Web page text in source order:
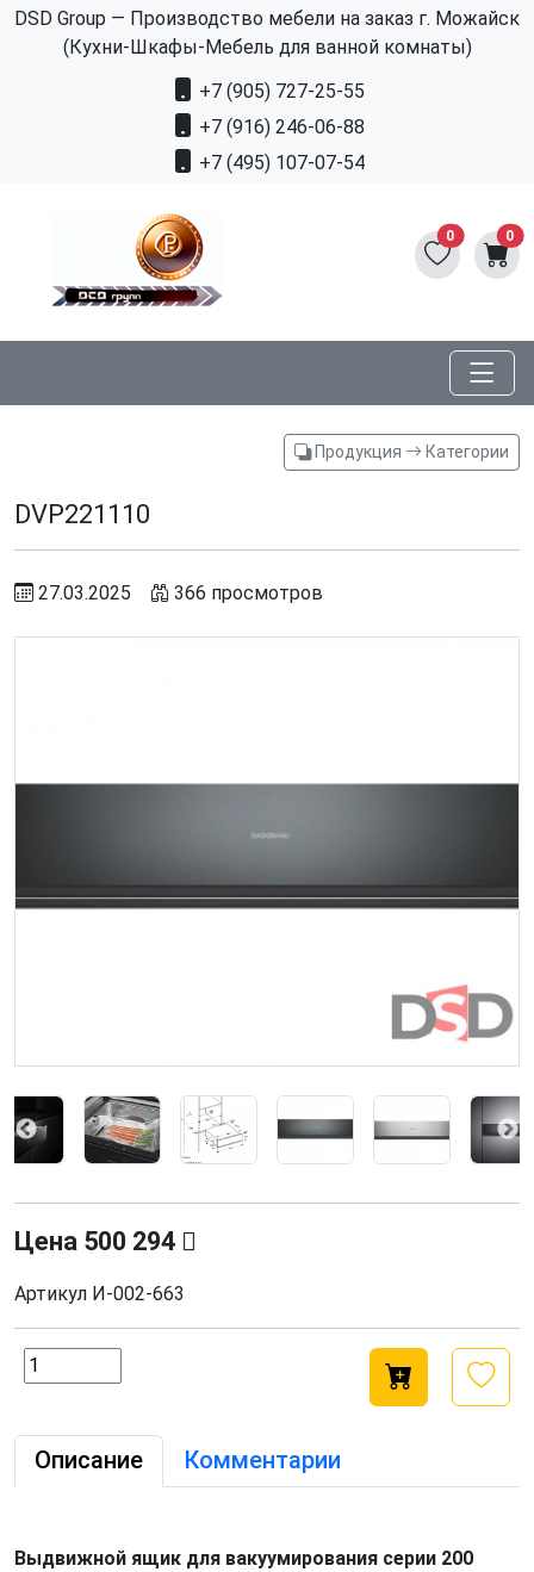
DSD Group — Производство мебели на заказ г. Можайск
(Кухни-Шкафы-Мебель для ванной комнаты)
+7 (905) 727-25-55
+7 (916) 246-06-88
+7 (495) 107-07-54
0 0
Продукция Категории
DVP221110
27.03.2025 366 просмотров
Цена 500 294
Артикул И-002-663
Описание Комментарии
Выдвижной ящик для вакуумирования серии 200